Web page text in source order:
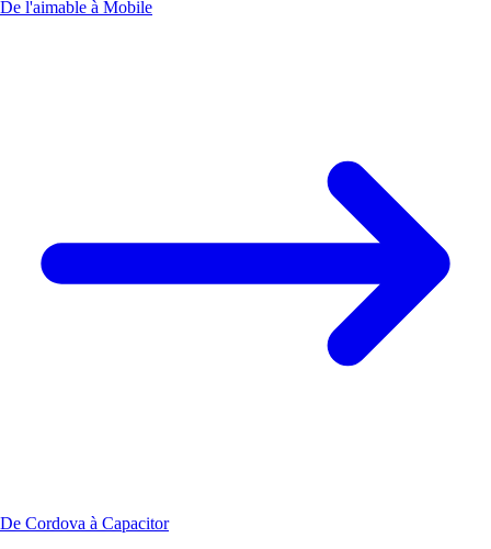
De l'aimable à Mobile
De Cordova à Capacitor